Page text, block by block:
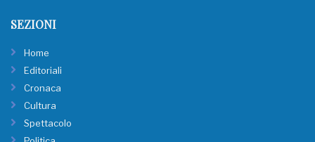
SEZIONI
Home
Editoriali
Cronaca
Cultura
Spettacolo